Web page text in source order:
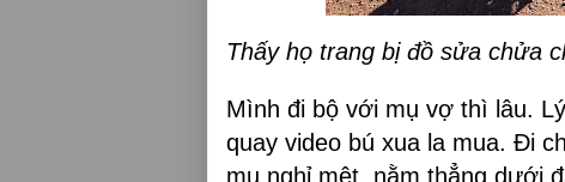
Thấy họ trang bị đồ sửa chửa
Mình đi bộ với mụ vợ thì lâu.
quay video bú xua la mua. Đi
mụ nghỉ mệt, nằm thẳng dưới